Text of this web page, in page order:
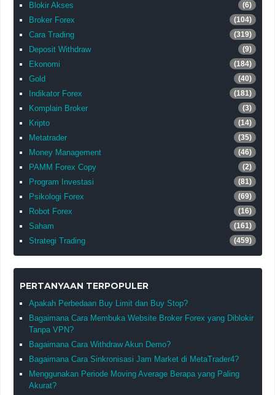
Blokir Akses (6)
Broker Forex (104)
Cara Trading (319)
Deposit Withdraw (9)
Ekonomi (184)
Gold (40)
Indikator Forex (181)
Komplain Broker (3)
Kripto (14)
Metatrader (35)
Money Management (46)
PAMM Forex Copy (2)
Program Investasi (81)
Psikologi Forex (69)
Robot Forex (16)
Saham (161)
Strategi Trading (459)
PERTANYAAN TERPOPULER
Apakah Perbedaan Buy Limit dan Buy Stop?
Bagaimana Cara Membuka Website Broker Forex yang Diblokir
Tanpa VPN?
Bagaimana Cara Withdraw Akun Demo?
Bagaimana Cara Sinkronisasi Jam Market di MetaTrader4?
Menggunakan Periode Moving Average Berapa yang Paling
Akurat?